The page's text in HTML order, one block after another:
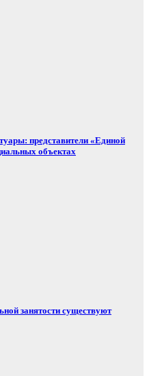
представители «Единой
объектах
занятости существуют